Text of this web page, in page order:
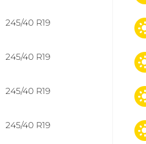
245/40 R19
245/40 R19
245/40 R19
245/40 R19